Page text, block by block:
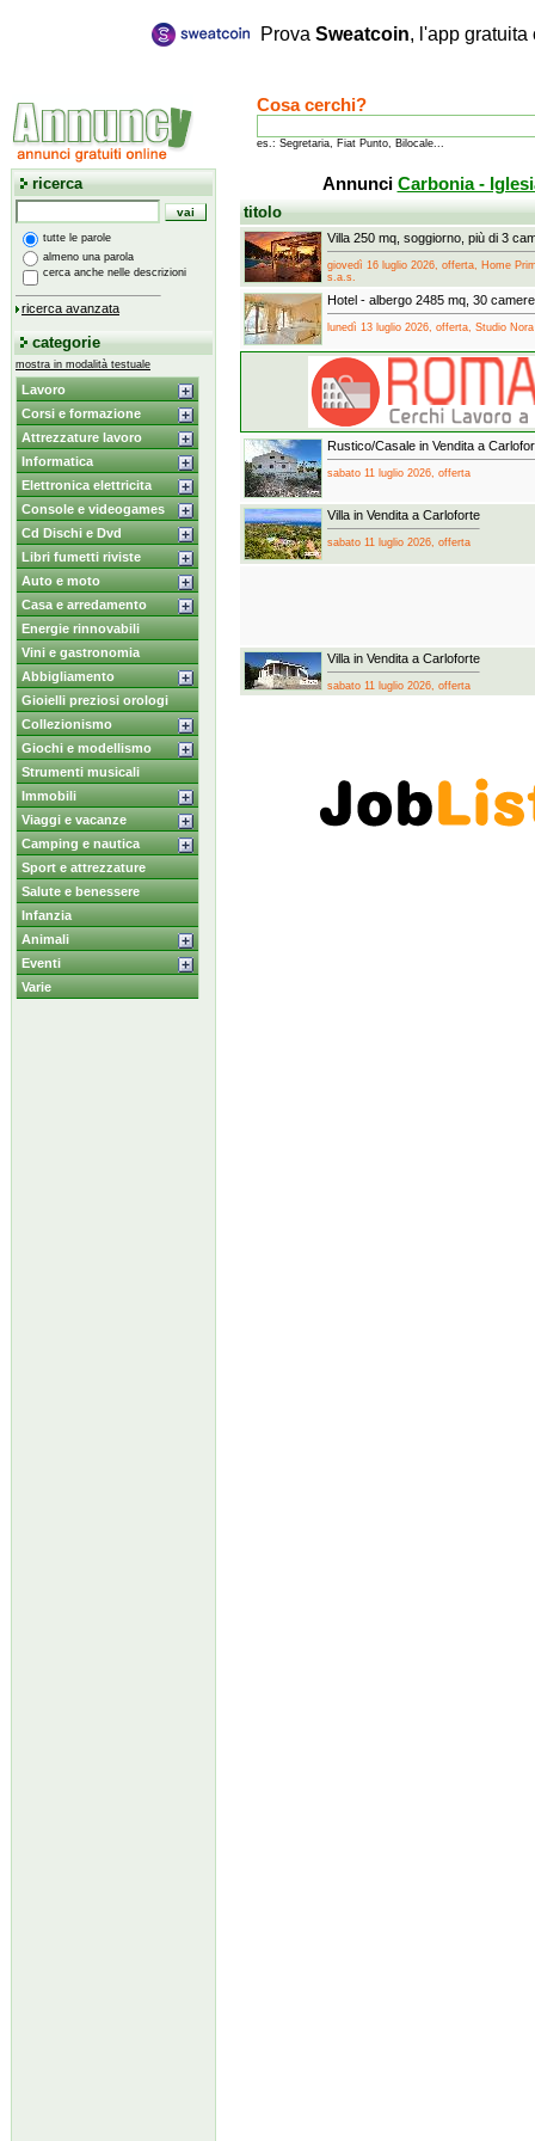
Prova Sweatcoin, l'app
Cosa cerchi?
es.: Segretaria, Fiat Punto, Bilocale...
ricerca
tutte le parole
almeno una parola
cerca anche nelle descrizioni
ricerca avanzata
categorie
mostra in modalità testuale
Lavoro
Corsi e formazione
Attrezzature lavoro
Informatica
Elettronica elettricita
Console e videogames
Cd Dischi e Dvd
Libri fumetti riviste
Auto e moto
Casa e arredamento
Energie rinnovabili
Vini e gastronomia
Abbigliamento
Gioielli preziosi orologi
Collezionismo
Giochi e modellismo
Strumenti musicali
Immobili
Viaggi e vacanze
Camping e nautica
Sport e attrezzature
Salute e benessere
Infanzia
Animali
Eventi
Varie
Annunci Carbonia -
titolo
Villa 250 mq, soggiorno, più di 3
giovedì 16 luglio 2026, offerta, Home
s.a.s.
Hotel - albergo 2485 mq, 30
lunedì 13 luglio 2026, offerta, Studio Nora
Rustico/Casale in Vendita a
sabato 11 luglio 2026, offerta
Villa in Vendita a Carloforte
sabato 11 luglio 2026, offerta
Villa in Vendita a Carloforte
sabato 11 luglio 2026, offerta